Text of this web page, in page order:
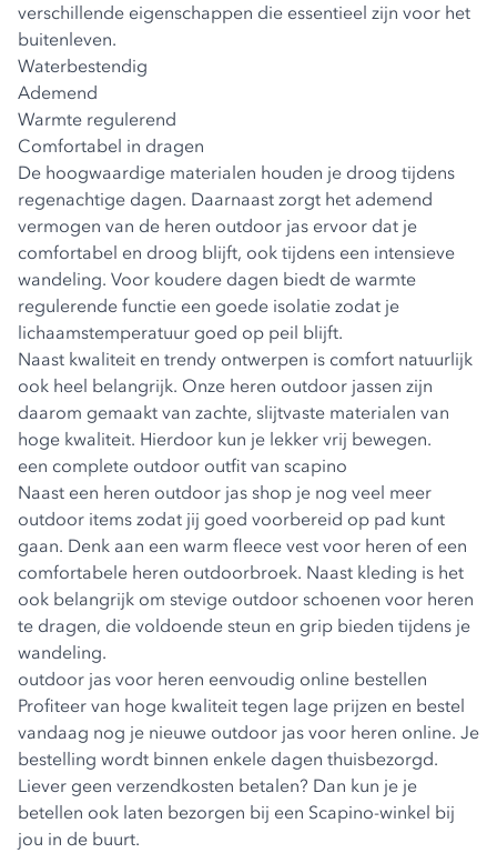
verschillende eigenschappen die essentieel zijn voor het
buitenleven.
Waterbestendig
Ademend
Warmte regulerend
Comfortabel in dragen
De hoogwaardige materialen houden je droog tijdens
regenachtige dagen. Daarnaast zorgt het ademend
vermogen van de heren outdoor jas ervoor dat je
comfortabel en droog blijft, ook tijdens een intensieve
wandeling. Voor koudere dagen biedt de warmte
regulerende functie een goede isolatie zodat je
lichaamstemperatuur goed op peil blijft.
Naast kwaliteit en trendy ontwerpen is comfort natuurlijk
ook heel belangrijk. Onze heren outdoor jassen zijn
daarom gemaakt van zachte, slijtvaste materialen van
hoge kwaliteit. Hierdoor kun je lekker vrij bewegen.
een complete outdoor outfit van scapino
Naast een heren outdoor jas shop je nog veel meer
outdoor items zodat jij goed voorbereid op pad kunt
gaan. Denk aan een warm fleece vest voor heren of een
comfortabele heren outdoorbroek. Naast kleding is het
ook belangrijk om stevige outdoor schoenen voor heren
te dragen, die voldoende steun en grip bieden tijdens je
wandeling.
outdoor jas voor heren eenvoudig online bestellen
Profiteer van hoge kwaliteit tegen lage prijzen en bestel
vandaag nog je nieuwe outdoor jas voor heren online. Je
bestelling wordt binnen enkele dagen thuisbezorgd.
Liever geen verzendkosten betalen? Dan kun je je
betellen ook laten bezorgen bij een Scapino-winkel bij
jou in de buurt.